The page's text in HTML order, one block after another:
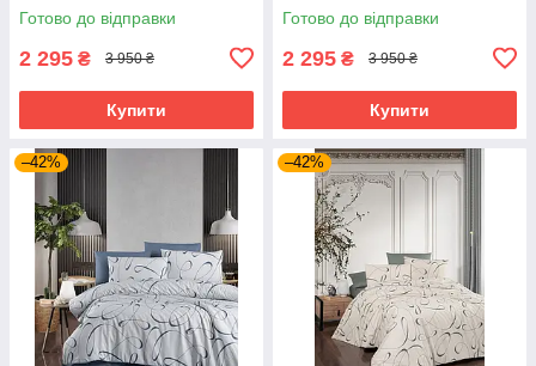
Готово до відправки
2 295 ₴ 3 950 ₴
Купити
Готово до відправки
2 295 ₴ 3 950 ₴
Купити
–42% –42%